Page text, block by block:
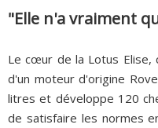
"Elle n'a vraiment
Le cœur de la Lotus Elise,
d'un moteur d'origine
litres et développe 120
de satisfaire les normes